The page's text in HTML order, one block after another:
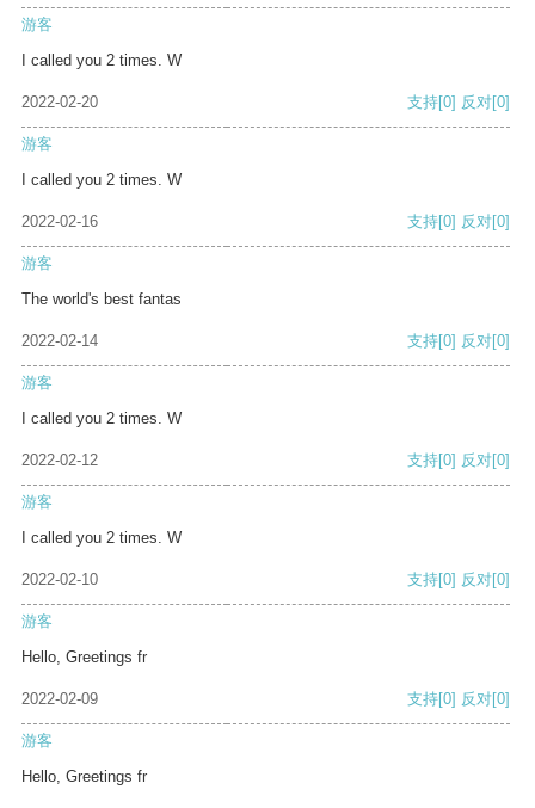
游客
I called you 2 times. W
2022-02-20 支持[0] 反对[0]
游客
I called you 2 times. W
2022-02-16 支持[0] 反对[0]
游客
The world's best fantas
2022-02-14 支持[0] 反对[0]
游客
I called you 2 times. W
2022-02-12 支持[0] 反对[0]
游客
I called you 2 times. W
2022-02-10 支持[0] 反对[0]
游客
Hello, Greetings fr
2022-02-09 支持[0] 反对[0]
游客
Hello, Greetings fr